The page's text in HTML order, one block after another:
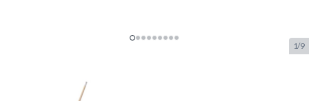
1/9
NORTH Gardone Pooltafel